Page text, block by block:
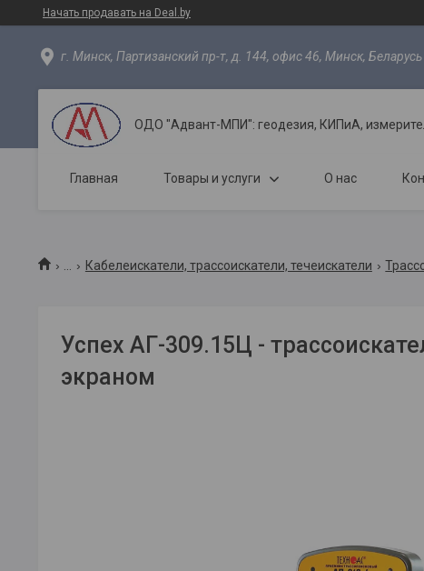
Начать продавать на Deal.by
г. Минск, Партизанский пр-т, д. 144, офис 46, Минск, Беларусь
ОДО "Адвант-МПИ": геодезия, КИПиА,
Главная Товары и услуги О нас
Кабелеискатели, трассоискатели, течеискатели
Успех АГ-309.15Ц -
экраном